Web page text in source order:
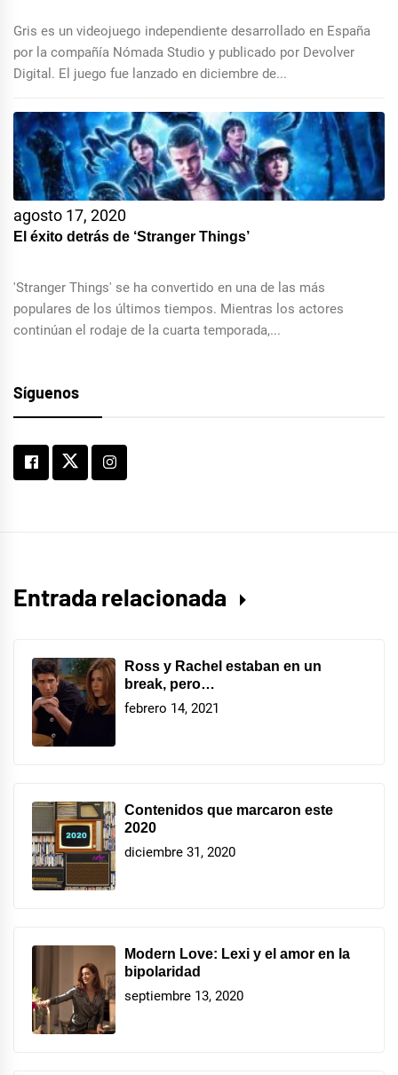
Gris es un videojuego independiente desarrollado en España
por la compañía Nómada Studio y publicado por Devolver
Digital. El juego fue lanzado en diciembre de...
agosto 17, 2020
El éxito detrás de ‘Stranger Things’
'Stranger Things' se ha convertido en una de las más
populares de los últimos tiempos. Mientras los actores
continúan el rodaje de la cuarta temporada,...
Síguenos
Entrada relacionada
Ross y Rachel estaban en un
break, pero…
febrero 14, 2021
Contenidos que marcaron este
2020
diciembre 31, 2020
Modern Love: Lexi y el amor en la
bipolaridad
septiembre 13, 2020